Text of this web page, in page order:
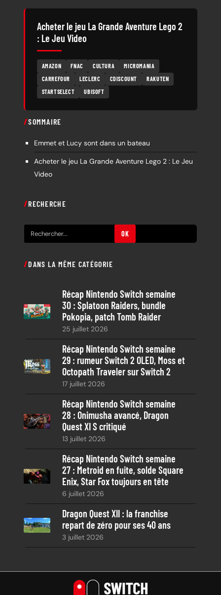
Acheter le jeu La Grande Aventure Lego 2
: Le Jeu Video
AMAZON FNAC CULTURA
MICROMANIA
CARREFOUR
LECLERC CDISCOUNT
RAKUTEN
STARTSELECT
UBISOFT
SOMMAIRE
Emmet et Lucy sont dans un bateau
Acheter le jeu La Grande Aventure Lego 2 : Le Jeu
Video
RECHERCHE
e
h
c
h
OK
DANS LA MÊME CATÉGORIE
Récap Nintendo Switch semaine
30 : Splatoon Raiders, bundle
Pokopia, patch Tomb Raider
25 juillet 2026
Récap Nintendo Switch semaine
29 : rumeur Switch 2 OLED, Moss et
Octopath Traveler sur Switch 2
17 juillet 2026
Récap Nintendo Switch semaine
28 : Onimusha avancé, Dragon
Quest XI S critiqué
13 juillet 2026
Récap Nintendo Switch semaine
27 : Metroid en fuite, solde Square
Enix, Star Fox toujours en tête
6 juillet 2026
Dragon Quest XII : la franchise
repart de zéro pour ses 40 ans
3 juillet 2026